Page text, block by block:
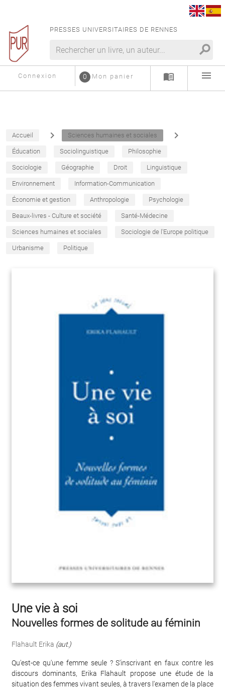
PRESSES UNIVERSITAIRES DE RENNES
search
Connexion Mon panier
0 menu_book menu
Accueil navigate_next Sciences humaines et sociales navigate_next
Éducation Sociolinguistique Philosophie
Sociologie Géographie Droit Linguistique
Environnement Information-Communication
Économie et gestion Anthropologie Psychologie
Beaux-livres - Culture et société Santé-Médecine
Sciences humaines et sociales Sociologie de l'Europe politique
Urbanisme Politique
Une vie à soi
Nouvelles formes de solitude au féminin
Flahault Erika (aut.)
Qu'est-ce qu'une femme seule ? S'inscrivant en faux contre les
discours dominants, Erika Flahault propose une étude de la
situation des femmes vivant seules, à travers l'examen de la place